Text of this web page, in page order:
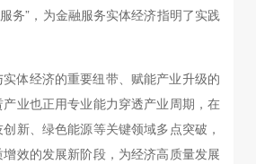
务”，为金融服务实体经济指明了实践
体经济的重要纽带、赋能产业升级的
业也正用专业能力穿透产业周期，在
新、绿色能源等关键领域多点突破，
效的发展新阶段，为经济高质量发展